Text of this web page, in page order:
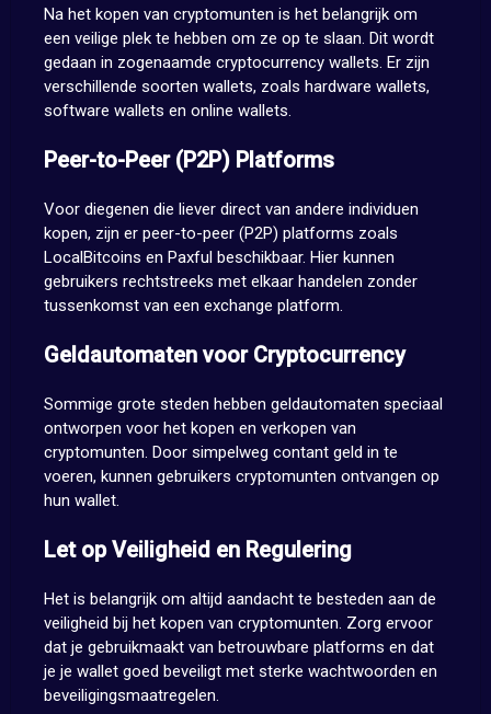
Na het kopen van cryptomunten is het belangrijk om
een veilige plek te hebben om ze op te slaan. Dit wordt
gedaan in zogenaamde cryptocurrency wallets. Er zijn
verschillende soorten wallets, zoals hardware wallets,
software wallets en online wallets.
Peer-to-Peer (P2P) Platforms
Voor diegenen die liever direct van andere individuen
kopen, zijn er peer-to-peer (P2P) platforms zoals
LocalBitcoins en Paxful beschikbaar. Hier kunnen
gebruikers rechtstreeks met elkaar handelen zonder
tussenkomst van een exchange platform.
Geldautomaten voor Cryptocurrency
Sommige grote steden hebben geldautomaten speciaal
ontworpen voor het kopen en verkopen van
cryptomunten. Door simpelweg contant geld in te
voeren, kunnen gebruikers cryptomunten ontvangen op
hun wallet.
Let op Veiligheid en Regulering
Het is belangrijk om altijd aandacht te besteden aan de
veiligheid bij het kopen van cryptomunten. Zorg ervoor
dat je gebruikmaakt van betrouwbare platforms en dat
je je wallet goed beveiligt met sterke wachtwoorden en
beveiligingsmaatregelen.